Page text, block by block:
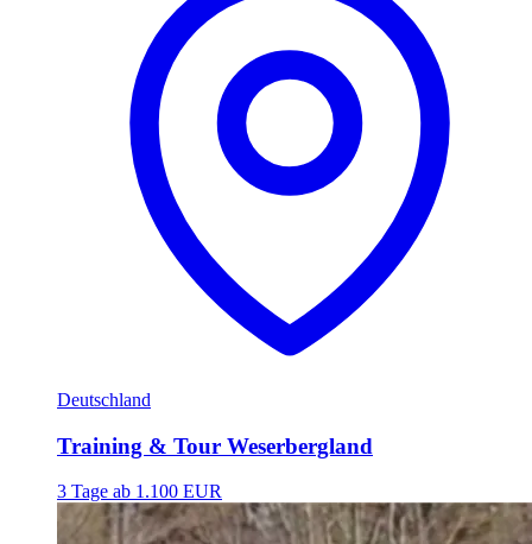
Deutschland
Training & Tour Weserbergland
3 Tage ab 1.100 EUR